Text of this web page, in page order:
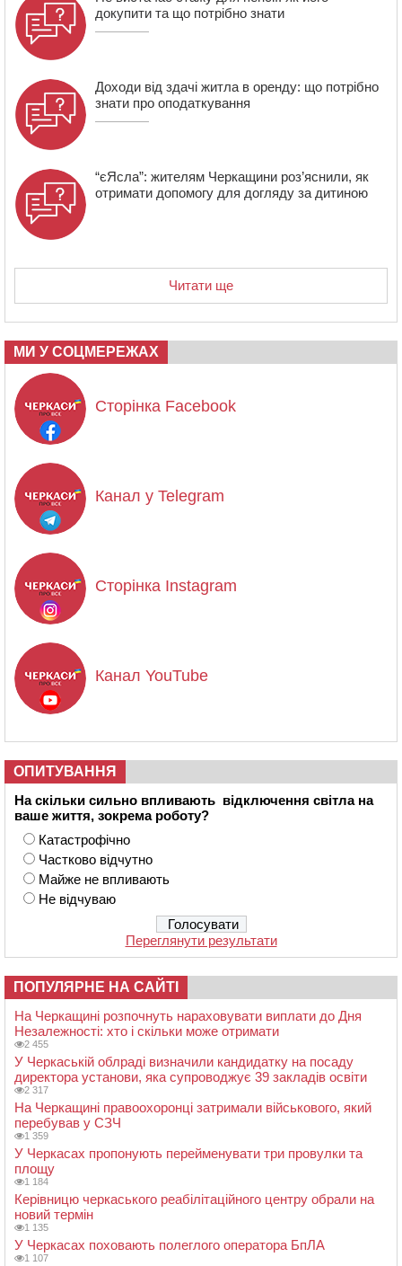
докупити та що потрібно знати
Доходи від здачі житла в оренду: що потрібно
знати про оподаткування
“єЯсла”: жителям Черкащини роз’яснили, як
отримати допомогу для догляду за дитиною
Читати ще
МИ У СОЦМЕРЕЖАХ
Сторінка Facebook
Канал у Telegram
Сторінка Instagram
Канал YouTube
ОПИТУВАННЯ
На скільки сильно впливають відключення світла на
ваше життя, зокрема роботу?
Катастрофічно
Частково відчутно
Майже не впливають
Не відчуваю
Переглянути результати
ПОПУЛЯРНЕ НА САЙТІ
На Черкащині розпочнуть нараховувати виплати до Дня
Незалежності: хто і скільки може отримати
2 455
У Черкаській облраді визначили кандидатку на посаду
директора установи, яка супроводжує 39 закладів освіти
2 317
На Черкащині правоохоронці затримали військового, який
перебував у СЗЧ
1 359
У Черкасах пропонують перейменувати три провулки та
площу
1 184
Керівницю черкаського реабілітаційного центру обрали на
новий термін
1 135
У Черкасах поховають полеглого оператора БпЛА
1 107